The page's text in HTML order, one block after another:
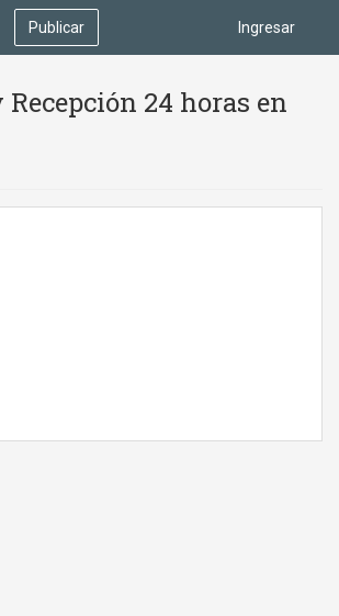
Ingresar
Publicar
24 horas en